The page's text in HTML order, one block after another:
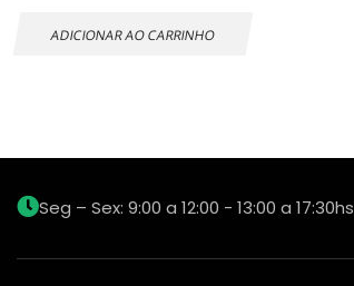
ADICIONAR AO CARRINHO
Seg – Sex: 9:00 a 12:00 - 13:00 a 17:30hs